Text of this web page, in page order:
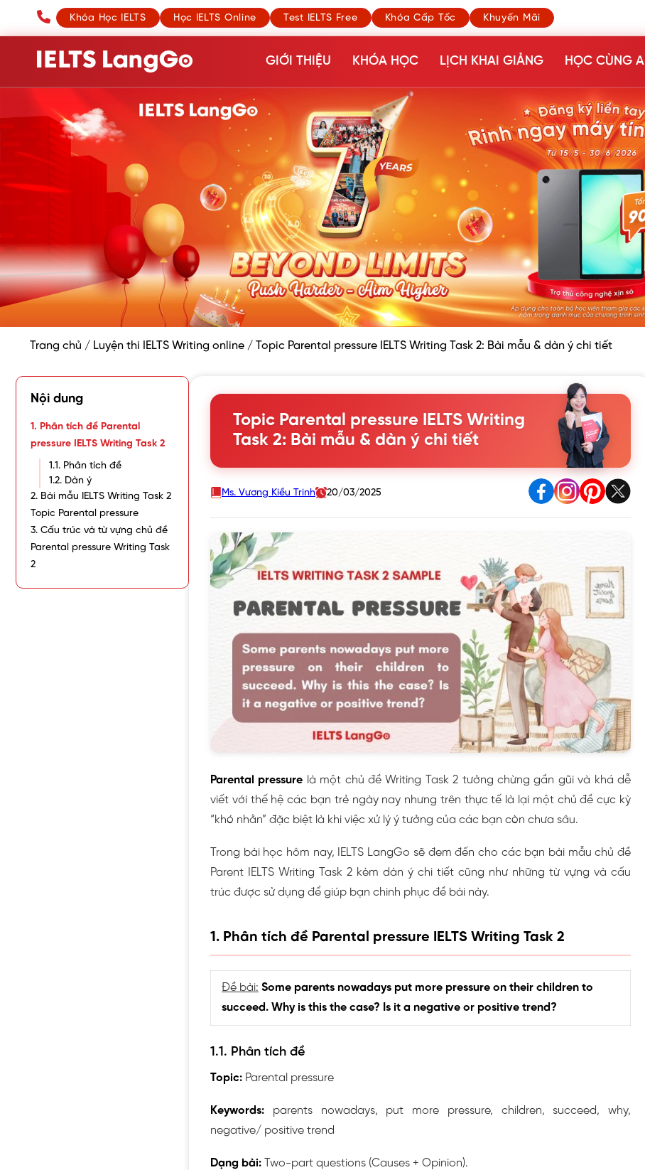
Khóa Học IELTS Học IELTS Online Test IELTS Free Khóa Cấp Tốc Khuyến Mãi
GIỚI THIỆU KHÓA HỌC LỊCH KHAI GIẢNG HỌC CÙNG AI
Trang chủ / Luyện thi IELTS Writing online / Topic Parental pressure IELTS Writing Task 2: Bài mẫu & dàn ý chi tiết
Nội dung
1. Phân tích đề Parental
pressure IELTS Writing Task 2
1.1. Phân tích đề
1.2. Dàn ý
2. Bài mẫu IELTS Writing Task 2
Topic Parental pressure
3. Cấu trúc và từ vựng chủ đề
Parental pressure Writing Task
2
Topic Parental pressure IELTS Writing
Task 2: Bài mẫu & dàn ý chi tiết
Ms. Vương Kiều Trinh 20/03/2025
Parental pressure là một chủ đề Writing Task 2 tưởng chừng gần gũi và khá dễ
viết với thế hệ các bạn trẻ ngày nay nhưng trên thực tế là lại một chủ đề cực kỳ
“khó nhằn” đặc biệt là khi việc xử lý ý tưởng của các bạn còn chưa sâu.
Trong bài học hôm nay, IELTS LangGo sẽ đem đến cho các bạn bài mẫu chủ đề
Parent IELTS Writing Task 2 kèm dàn ý chi tiết cũng như những từ vựng và cấu
trúc được sử dụng để giúp bạn chinh phục đề bài này.
1. Phân tích đề Parental pressure IELTS Writing Task 2
Đề bài: Some parents nowadays put more pressure on their children to
succeed. Why is this the case? Is it a negative or positive trend?
1.1. Phân tích đề
Topic: Parental pressure
Keywords: parents nowadays, put more pressure, children, succeed, why,
negative/ positive trend
Dạng bài: Two-part questions (Causes + Opinion).